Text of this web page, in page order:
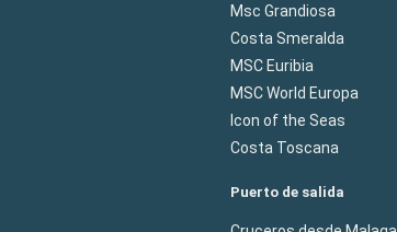
Msc Grandiosa
Costa Smeralda
MSC Euribia
MSC World Europa
Icon of the Seas
Costa Toscana
Puerto de salida